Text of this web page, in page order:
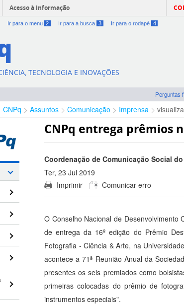
Acesso à informação
Ir para o menu 2 Ir para a busca 3 Ir para o rodapé 4
TECNOLOGIA E INOVAÇÕES
Perguntas
CNPq Assuntos Comunicação Imprensa
CNPq entrega prêmios
Coordenação de Comunicação Social do
Ter, 23 Jul 2019
12:08:00 -0300
Imprimir Comunicar erro
O Conselho Nacional de Desenvolvimento
de entrega da 16º edição do Prêmio
Fotografia - Ciência & Arte, na
acontece a 71ª Reunião Anual da
presentes os seis premiados como
primeiras colocadas do prêmio de
instrumentos especiais".